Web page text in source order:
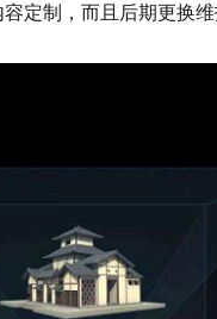
定制，而且后期更换维